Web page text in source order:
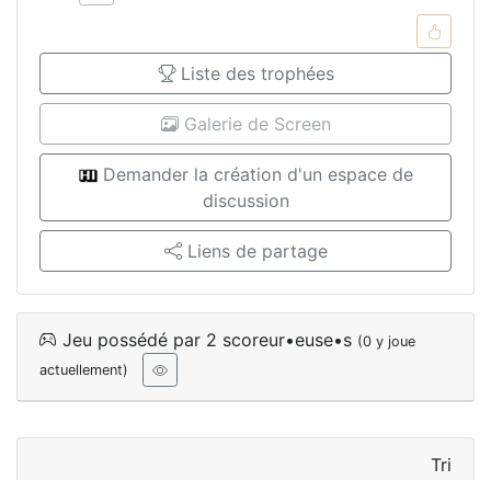
Liste des trophées
Galerie de Screen
Demander la création d'un espace de
discussion
Liens de partage
Jeu possédé par 2 scoreur•euse•s (0 y joue
actuellement)
Tri